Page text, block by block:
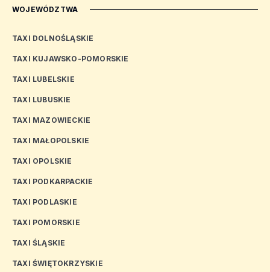
WOJEWÓDZTWA
TAXI DOLNOŚLĄSKIE
TAXI KUJAWSKO-POMORSKIE
TAXI LUBELSKIE
TAXI LUBUSKIE
TAXI MAZOWIECKIE
TAXI MAŁOPOLSKIE
TAXI OPOLSKIE
TAXI PODKARPACKIE
TAXI PODLASKIE
TAXI POMORSKIE
TAXI ŚLĄSKIE
TAXI ŚWIĘTOKRZYSKIE